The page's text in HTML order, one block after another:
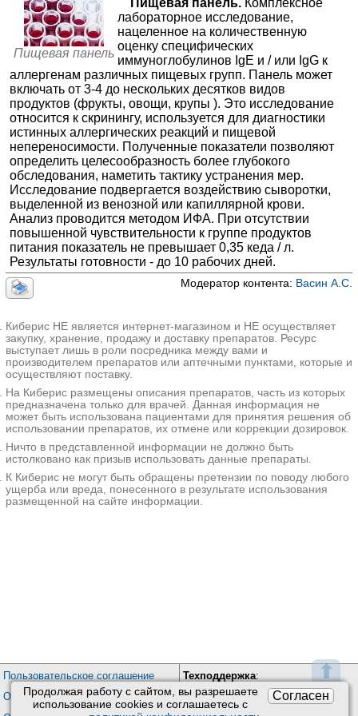
⬆
Согласен
Продолжая работу с сайтом, вы разрешаете
использование сookies и соглашаетесь с
МЦ Здоровье 365 на Кузнечной
Екатеринбург; ул. Кузнечная, д. 83 ; м. Динамо
+7(343..показать
1700₽ Запись
Клиника Столица на Юго-Западной
Москва; Ленинский пр-т, д. 146; м. Юго-Западная
+7(499..показать
2100₽ Запись
ЭкспрессМедСервис на Ставропольской
Краснодар; ул. Ставропольская, д. 96/1 ;
+7(996..показать
3490₽ Запись
Аванта-Мед на Державина
Новосибирск; ул. Державина, д. 77/1; м. Березовая роща
+7(383 ..показать
Запись
Новосибирск; ул. Титова, д. 29/1; м. Площадь Карла Маркса
+7(383..показать
3700₽ Запись
Гемохэлп на Коминтерна 170
Нижний Новгород; ул. Коминтерна, д. 170; м. Буревестник
+7(831 ..показать
4560₽ Запись
Волгамед на Коммунистической
Волгоград; ул. Коммунистическая, д. 19Д
+7(844
..показать
4665₽ Запись
Клиника Медпрактика на Красина
Новосибирск; ул. Красина, д. 68
; м. Березовая роща
+7(383..показать
Говядина (F27), аллерген-специфические
IgG
Пивные дрожжи (F403), аллерген-
специфические IgG
Гречневая мука (F11), аллерген-
специфические IgG
—
Капуста кочанная (F216), аллерген-
специфические IgG
—
Морковь (F31), аллерген-специфические
IgG
Морковь, IgE
Казеин (F78), аллерген-специфические
IgG
Казеин - исследование
—
Шоколад (F105), аллерген-специфические
IgG
Треска (F3), аллерген-специфические IgG
—
Коровье молоко (F2), аллерген-
специфические IgG
—
Коровье молоко, IgE (Milk, IgE, F2)
—
Крабы, IgE
Яичный белок (F1), аллерген-
специфические IgG
Баранина - исследование
—
Манго, IgE
—
Просо, IgE
—
Пищевая панель
лабораторное исследование,
нацеленное на количественную
оценку специфических
иммуноглобулинов IgE и / или IgG к
аллергенам различных пищевых групп. Панель может
включать от 3-4 до нескольких десятков видов
продуктов (фрукты, овощи, крупы ). Это исследование
относится к скринингу, используется для диагностики
истинных аллергических реакций и пищевой
непереносимости. Полученные показатели позволяют
определить целесообразность более глубокого
обследования, наметить тактику устранения мер.
Исследование подвергается воздействию сыворотки,
выделенной из венозной или капиллярной крови.
Анализ проводится методом ИФА. При отсутствии
повышенной чувствительности к группе продуктов
питания показатель не превышает 0,35 кеда / л.
Результаты готовности - до 10 рабочих дней.
Модератор контента: Васин А.С.
Киберис НЕ является интернет-магазином и НЕ осуществляет
закупку, хранение, продажу и доставку препаратов. Ресурс
выступает лишь в роли посредника между вами и
производителем препаратов или аптечными пунктами, которые и
осуществляют поставку.
На Киберис размещены описания препаратов, часть из которых
предназначена только для врачей. Данная информация не
может быть использована пациентами для принятия решения об
использовании препаратов, их отмене или коррекции дозировок.
Ничто в представленной информации не должно быть
истолковано как призыв использовать данные препараты.
К Киберис не могут быть обращены претензии по поводу любого
ущерба или вреда, понесенного в результате использования
размещенной на сайте информации.
Пользовательское соглашение
Обработка персональных данных
Техподдержка:
Обратная связь
Почта: kiberis@mail.ru